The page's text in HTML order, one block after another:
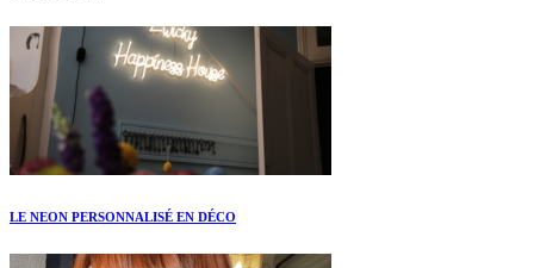
LE NEON PERSONNALISÉ EN DÉCO